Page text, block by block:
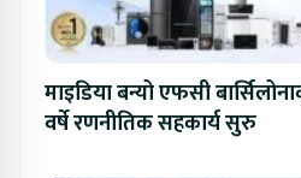
माइडिया बन्यो एफसी
वर्षे रणनीतिक सहकार्य सुरु